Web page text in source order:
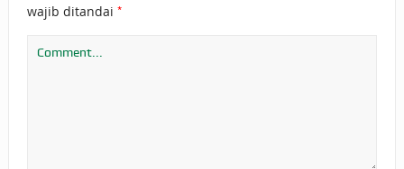
wajib ditandai *